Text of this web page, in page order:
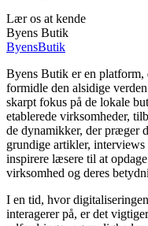
Lær os at kende
Byens Butik
ByensButik
Byens Butik er en platform,
formidle den alsidige
skarpt fokus på de lokale
etablerede virksomheder,
de dynamikker, der præger
grundige artikler,
inspirere læsere til at
virksomhed og deres
I en tid, hvor
interagerer på, er det